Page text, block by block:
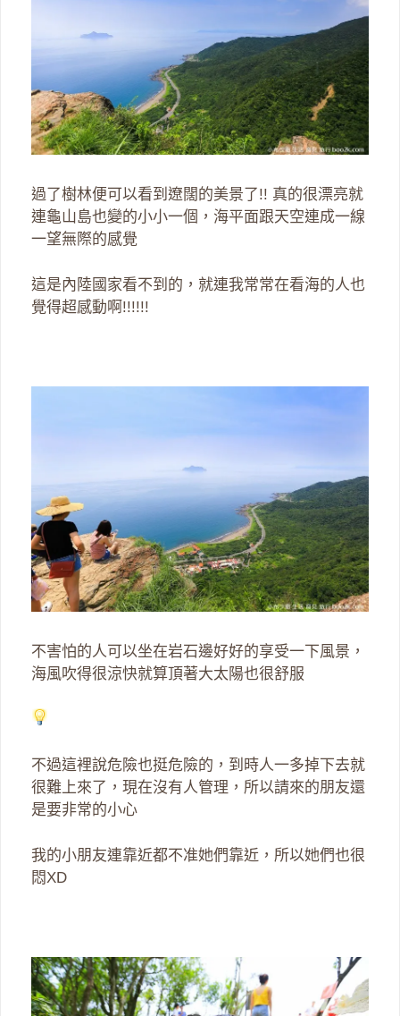
過了樹林便可以看到遼闊的美景了!! 真的很漂亮就
連龜山島也變的小小一個，海平面跟天空連成一線
一望無際的感覺
這是內陸國家看不到的，就連我常常在看海的人也
覺得超感動啊!!!!!!
不害怕的人可以坐在岩石邊好好的享受一下風景，
海風吹得很涼快就算頂著大太陽也很舒服
不過這裡說危險也挺危險的，到時人一多掉下去就
很難上來了，現在沒有人管理，所以請來的朋友還
是要非常的小心
我的小朋友連靠近都不准她們靠近，所以她們也很
悶XD